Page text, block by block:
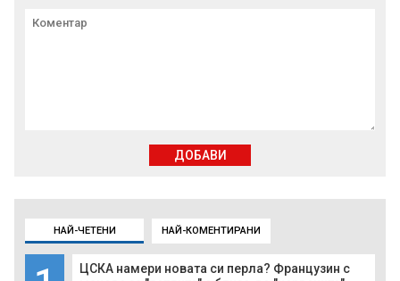
НАЙ-ЧЕТЕНИ НАЙ-КОМЕНТИРАНИ
ЦСКА намери новата си перла? Французин с
ДОБАВИ